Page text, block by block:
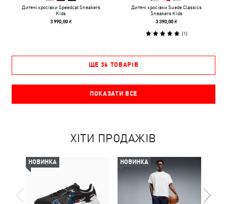
Дитячі кросівки Speedcat Sneakers
Kids
3 990,00 ₴
Дитячі кросівки Suede Classics
Sneakers Kids
3 390,00 ₴
(1)
ЩЕ 36 ТОВАРІВ
ПОКАЗАТИ ВСЕ
ХІТИ ПРОДАЖІВ
НОВИНКА НОВИНКА